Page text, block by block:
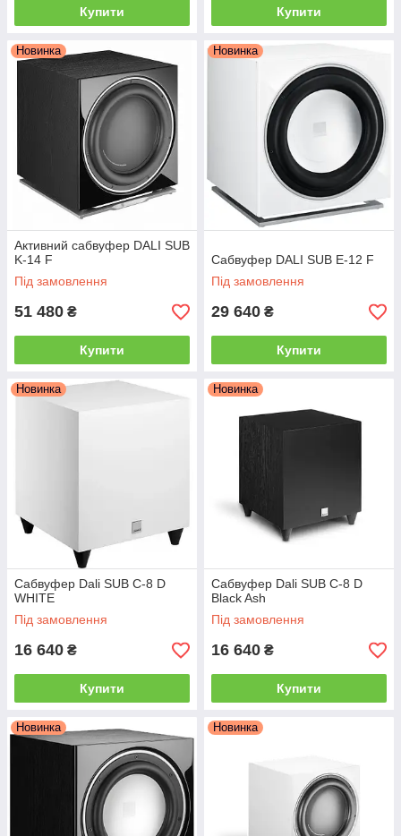
Купити Купити
Новинка
Активний сабвуфер DALI SUB
K-14 F
Під замовлення
51 480 ₴
Купити
Новинка
Сабвуфер DALI SUB E-12 F
Під замовлення
29 640 ₴
Купити
Новинка
Сабвуфер Dali SUB C-8 D
WHITE
Під замовлення
16 640 ₴
Купити
Новинка
Сабвуфер Dali SUB C-8 D
Black Ash
Під замовлення
16 640 ₴
Купити
Новинка Новинка